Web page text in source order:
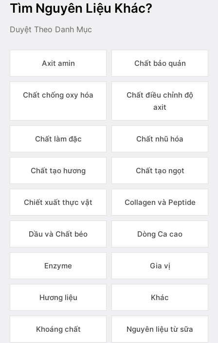
Tìm Nguyên Liệu Khác?
Duyệt Theo Danh Mục
Axit amin Chất bảo quản
Chất chống oxy hóa
Chất điều chỉnh độ
axit
Chất làm đặc Chất nhũ hóa
Chất tạo hương Chất tạo ngọt
Chiết xuất thực vật Collagen và Peptide
Dầu và Chất béo Dòng Ca cao
Enzyme Gia vị
Hương liệu Khác
Khoáng chất Nguyên liệu từ sữa